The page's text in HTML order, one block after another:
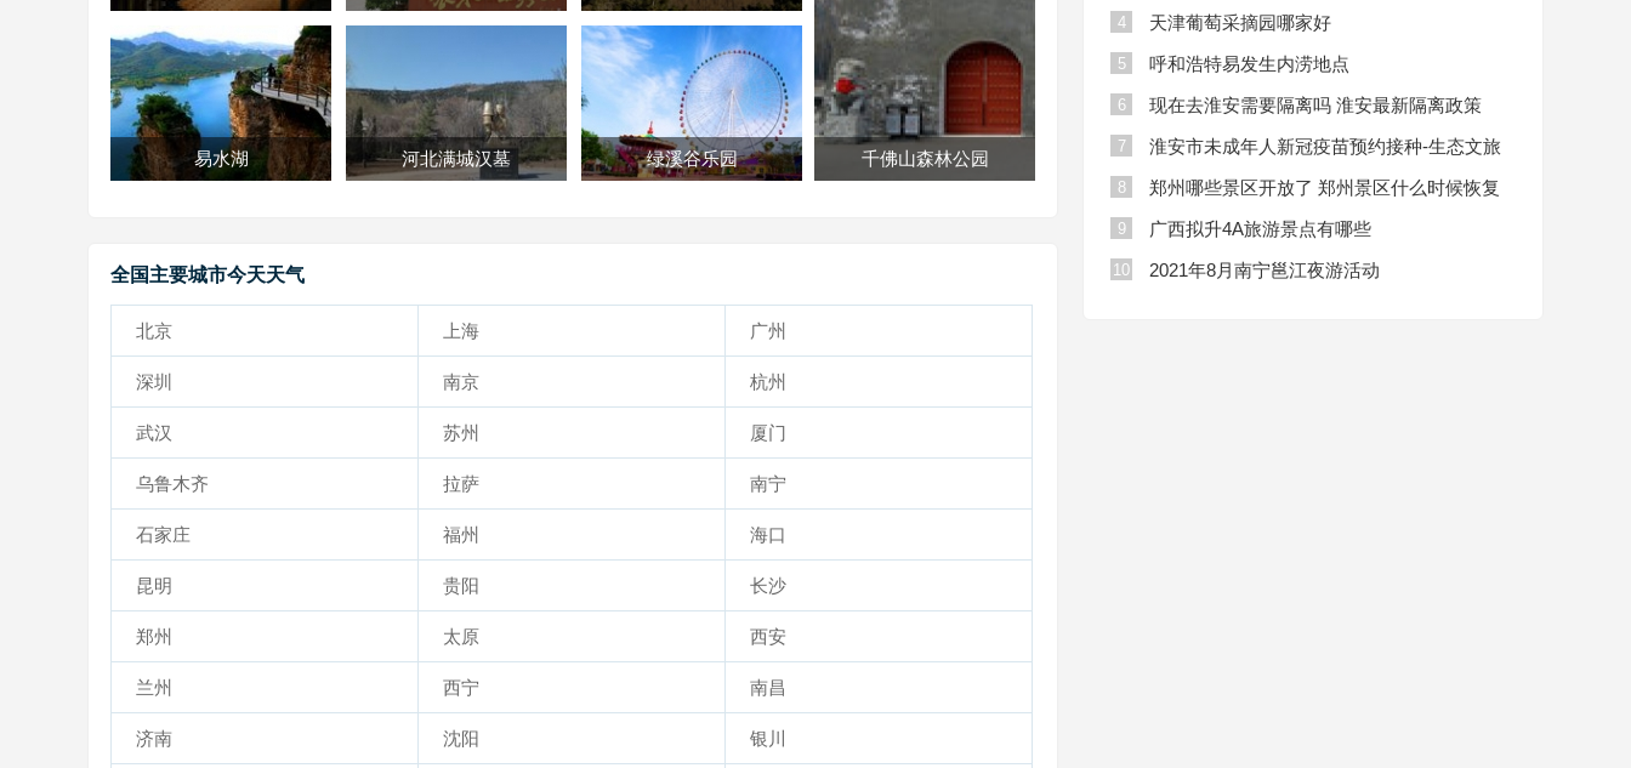
易水湖 河北满城汉墓 绿溪谷乐园 千佛山森林公园
全国主要城市今天天气
北京 上海 广州
深圳 南京 杭州
武汉 苏州 厦门
乌鲁木齐 拉萨 南宁
石家庄 福州 海口
昆明 贵阳 长沙
郑州 太原 西安
兰州 西宁 南昌
济南 沈阳 银川
4 天津葡萄采摘园哪家好
5 呼和浩特易发生内涝地点
6 现在去淮安需要隔离吗 淮安最新隔离政策
7
淮安市未成年人新冠疫苗预约接种-生态文旅
8
郑州哪些景区开放了 郑州景区什么时候恢复
9 广西拟升4A旅游景点有哪些
10 2021年8月南宁邕江夜游活动